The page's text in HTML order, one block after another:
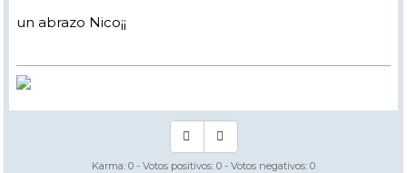
un abrazo Nico¡¡
Karma: 0 - Votos positivos: 0 - Votos negativos: 0